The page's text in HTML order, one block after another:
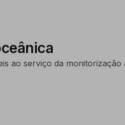
ao serviço da monitorização